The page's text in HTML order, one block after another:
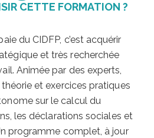
CETTE FORMATION ?
du CIDFP, c’est acquérir
et très recherchée
Animée par des experts,
et exercices pratiques
sur le calcul du
les déclarations sociales et
programme complet, à jour